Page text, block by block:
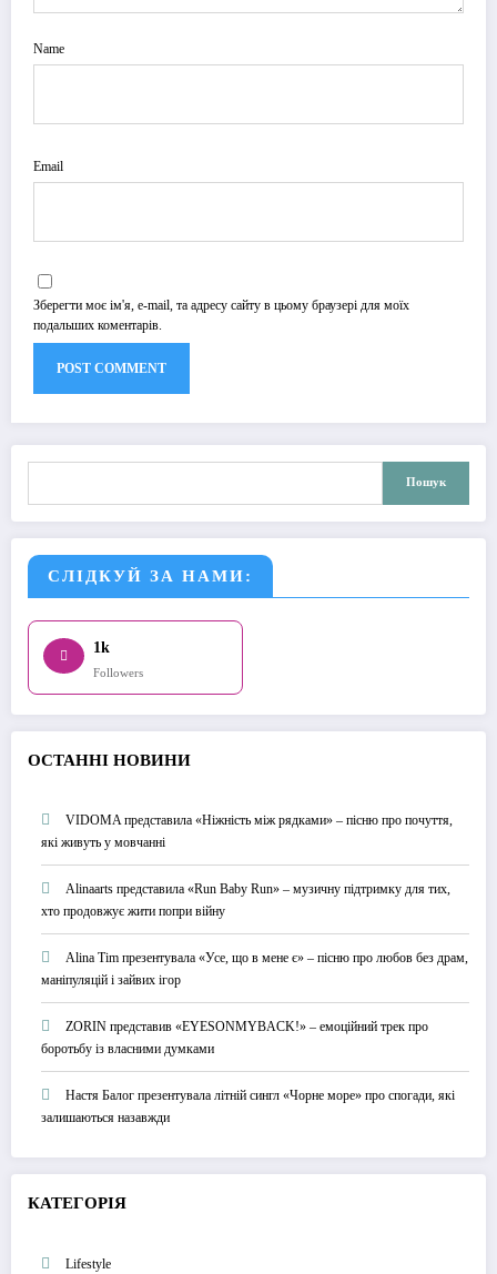
Name
Email
Зберегти моє ім'я, e-mail, та адресу сайту в цьому браузері для моїх
подальших коментарів.
Пошук
СЛІДКУЙ ЗА НАМИ:
1k
Followers
ОСТАННІ НОВИНИ
VIDOMA представила «Ніжність між рядками» – пісню про почуття,
які живуть у мовчанні
Alinaarts представила «Run Baby Run» – музичну підтримку для тих,
хто продовжує жити попри війну
Alina Tim презентувала «Усе, що в мене є» – пісню про любов без драм,
маніпуляцій і зайвих ігор
ZORIN представив «EYESONMYBACK!» – емоційний трек про
боротьбу із власними думками
Настя Балог презентувала літній сингл «Чорне море» про спогади, які
залишаються назавжди
КАТЕГОРІЯ
Lifestyle